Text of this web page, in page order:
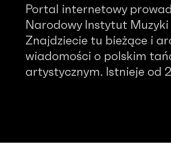
Portal internetowy
Narodowy Instytut Muzyki
Znajdziecie tu bieżące i
wiadomości o polskim
artystycznym. Istnieje od